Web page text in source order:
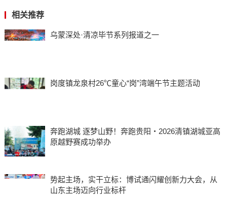
相关推荐
乌蒙深处·清凉毕节系列报道之一
岗度镇龙泉村26℃童心“岗”湾端午节主题活动
奔跑湖城 逐梦山野！奔跑贵阳・2026清镇湖城亚高
原越野赛成功举办
势起主场，实干立标：博试通闪耀创新力大会，从
山东主场迈向行业标杆